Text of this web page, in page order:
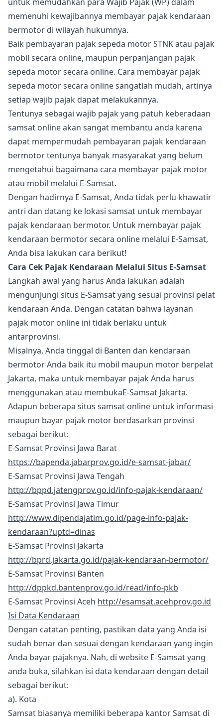
memenuhi kewajibannya membayar pajak kendaraan
bermotor di wilayah hukumnya.
Baik pembayaran pajak sepeda motor STNK atau pajak
mobil secara online, maupun perpanjangan pajak
sepeda motor secara online. Cara membayar pajak
sepeda motor secara online sangatlah mudah, artinya
setiap wajib pajak dapat melakukannya.
Tentunya sebagai wajib pajak yang patuh keberadaan
samsat online akan sangat membantu anda karena
dapat mempermudah pembayaran pajak kendaraan
bermotor tentunya banyak masyarakat yang belum
mengetahui bagaimana cara membayar pajak motor
atau mobil melalui E-Samsat.
Dengan hadirnya E-Samsat, Anda tidak perlu khawatir
antri dan datang ke lokasi samsat untuk membayar
pajak kendaraan bermotor. Untuk membayar pajak
kendaraan bermotor secara online melalui E-Samsat,
Anda bisa lakukan cara berikut!
Cara Cek Pajak Kendaraan Melalui Situs E-Samsat
Langkah awal yang harus Anda lakukan adalah
mengunjungi situs E-Samsat yang sesuai provinsi pelat
kendaraan Anda. Dengan catatan bahwa layanan
pajak motor online ini tidak berlaku untuk
antarprovinsi.
Misalnya, Anda tinggal di Banten dan kendaraan
bermotor Anda baik itu mobil maupun motor berpelat
Jakarta, maka untuk membayar pajak Anda harus
menggunakan atau membukaE-Samsat Jakarta.
Adapun beberapa situs samsat online untuk informasi
maupun bayar pajak motor berdasarkan provinsi
sebagai berikut:
E-Samsat Provinsi Jawa Barat
https://bapenda.jabarprov.go.id/e-samsat-jabar/
E-Samsat Provinsi Jawa Tengah
http://bppd.jatengprov.go.id/info-pajak-kendaraan/
E-Samsat Provinsi Jawa Timur
http://www.dipendajatim.go.id/page-info-pajak-
kendaraan?uptd=dinas
E-Samsat Provinsi Jakarta
http://bprd.jakarta.go.id/pajak-kendaraan-bermotor/
E-Samsat Provinsi Banten
http://dppkd.bantenprov.go.id/read/info-pkb
E-Samsat Provinsi Aceh http://esamsat.acehprov.go.id
Isi Data Kendaraan
Dengan catatan penting, pastikan data yang Anda isi
sudah benar dan sesuai dengan kendaraan yang ingin
Anda bayar pajaknya. Nah, di website E-Samsat yang
anda buka, silahkan isi data kendaraan dengan detail
sebagai berikut:
a). Kota
Samsat biasanya memiliki beberapa kantor Samsat di